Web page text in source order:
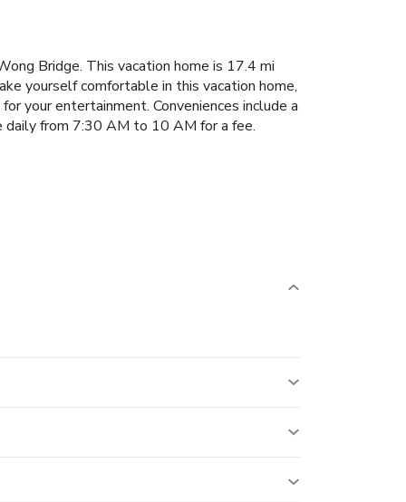
Bridge. This vacation home is 17.4 mi
yourself comfortable in this vacation home,
your entertainment. Conveniences include a
daily from 7:30 AM to 10 AM for a fee.